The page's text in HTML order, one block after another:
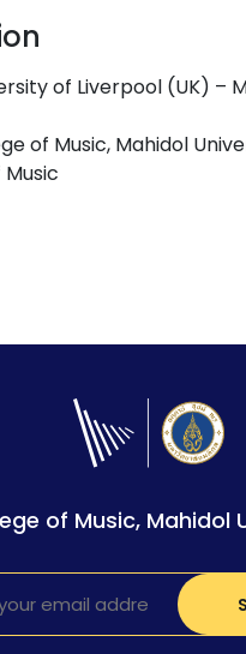
of Liverpool (UK) –
of Music, Mahidol
of Music, Mahidol